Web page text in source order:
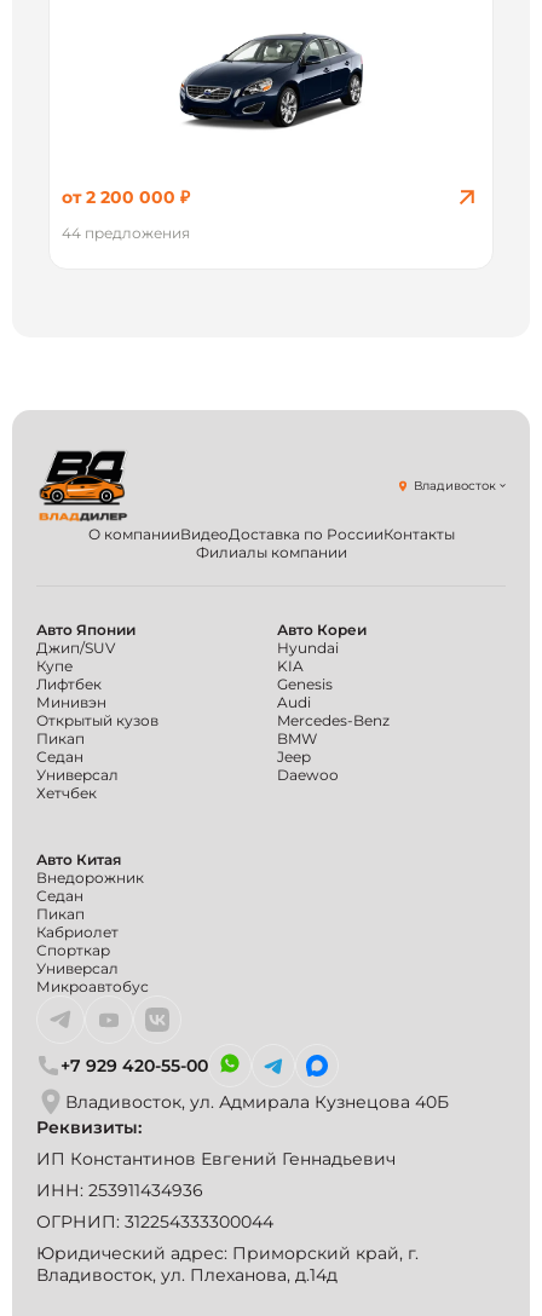
от 2 200 000 ₽
44 предложения
О компанииВидеоДоставка по РоссииКонтакты
Филиалы компании
Владивосток
+7 929 420-55-00
Владивосток, ул. Адмирала Кузнецова 40Б
Реквизиты:
ИП Константинов Евгений Геннадьевич
ИНН: 253911434936
ОГРНИП: 312254333300044
Юридический адрес: Приморский край, г.
Владивосток, ул. Плеханова, д.14д
Авто Японии
Джип/SUV
Купе
Лифтбек
Минивэн
Открытый кузов
Пикап
Седан
Универсал
Хетчбек
Авто Кореи
Hyundai
KIA
Genesis
Audi
Mercedes-Benz
BMW
Jeep
Daewoo
Авто Китая
Внедорожник
Седан
Пикап
Кабриолет
Спорткар
Универсал
Микроавтобус